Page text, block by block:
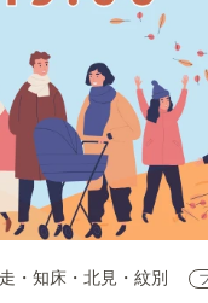
・知床・北見・紋別